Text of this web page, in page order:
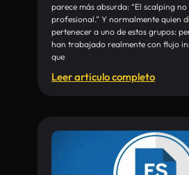
parece más absurda: “El scalping
profesional.” Y normalmente quien
pertenecer a uno de estos grupos:
han trabajado realmente con flujo
que
Leer articulo completo